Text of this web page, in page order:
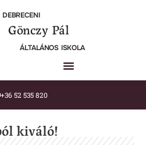
DEBRECENI
Gönczy Pál
ÁLTALÁNOS ISKOLA
+36 52 535 820
kiváló!